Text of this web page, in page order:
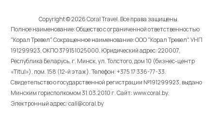
Copyright © 2026 Coral Travel. Все права защищены.
Полное наименование: Общество с ограниченной ответственностью
"Корал Тревел". Сокращенное наименование: ООО "Корал Тревел". УНП
191299923, ОКПО 379151025000. Юридический адрес: 220007,
Республика Беларусь, г. Минск, ул. Толстого, дом 10 (бизнес-центр
«Titul»), пом. 158 (12-й этаж). Телефон: +375 17 336-77-33.
Свидетельство о государственной регистрации №191299923, выдано
Минским горисполкомом 31.03.2010 г. Cайт: www.coral.by.
Электронный адрес: call@coral.by